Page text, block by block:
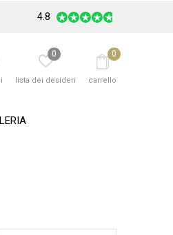
lista dei desideri
0
carrello
0
4.8